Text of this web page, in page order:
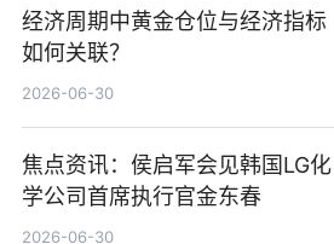
经济周期中黄金仓位与经济指标
如何关联？
2026-06-30
焦点资讯：侯启军会见韩国LG化
学公司首席执行官金东春
2026-06-30